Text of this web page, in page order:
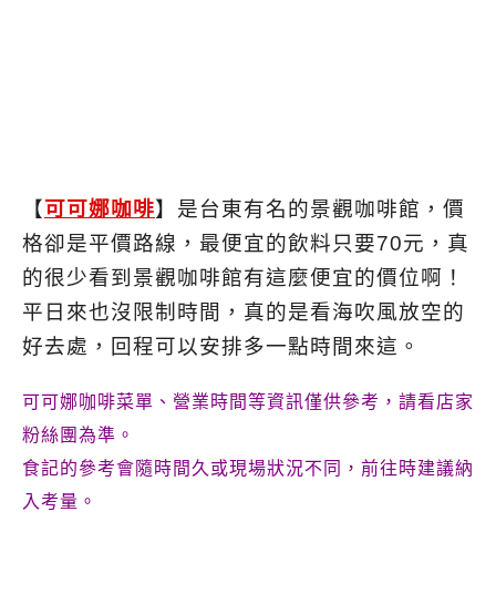
【可可娜咖啡】是台東有名的景觀咖啡館，價
格卻是平價路線，最便宜的飲料只要70元，真
的很少看到景觀咖啡館有這麼便宜的價位啊！
平日來也沒限制時間，真的是看海吹風放空的
好去處，回程可以安排多一點時間來這。
可可娜咖啡菜單、營業時間等資訊僅供參考，請看店家
粉絲團為準。
食記的參考會隨時間久或現場狀況不同，前往時建議納
入考量。